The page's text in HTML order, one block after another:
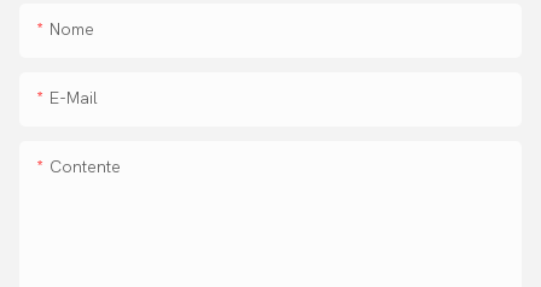
Nome
E-Mail
Contente